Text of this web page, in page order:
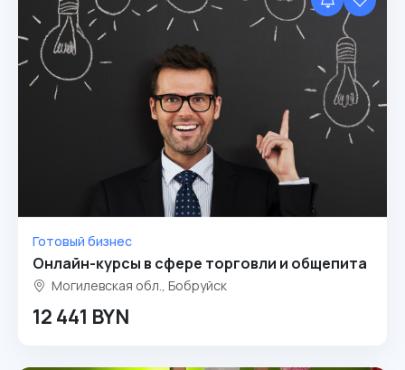
Готовый бизнес
Онлайн-курсы в сфере торговли и общепита
Могилевская обл., Бобруйск
12 441 BYN